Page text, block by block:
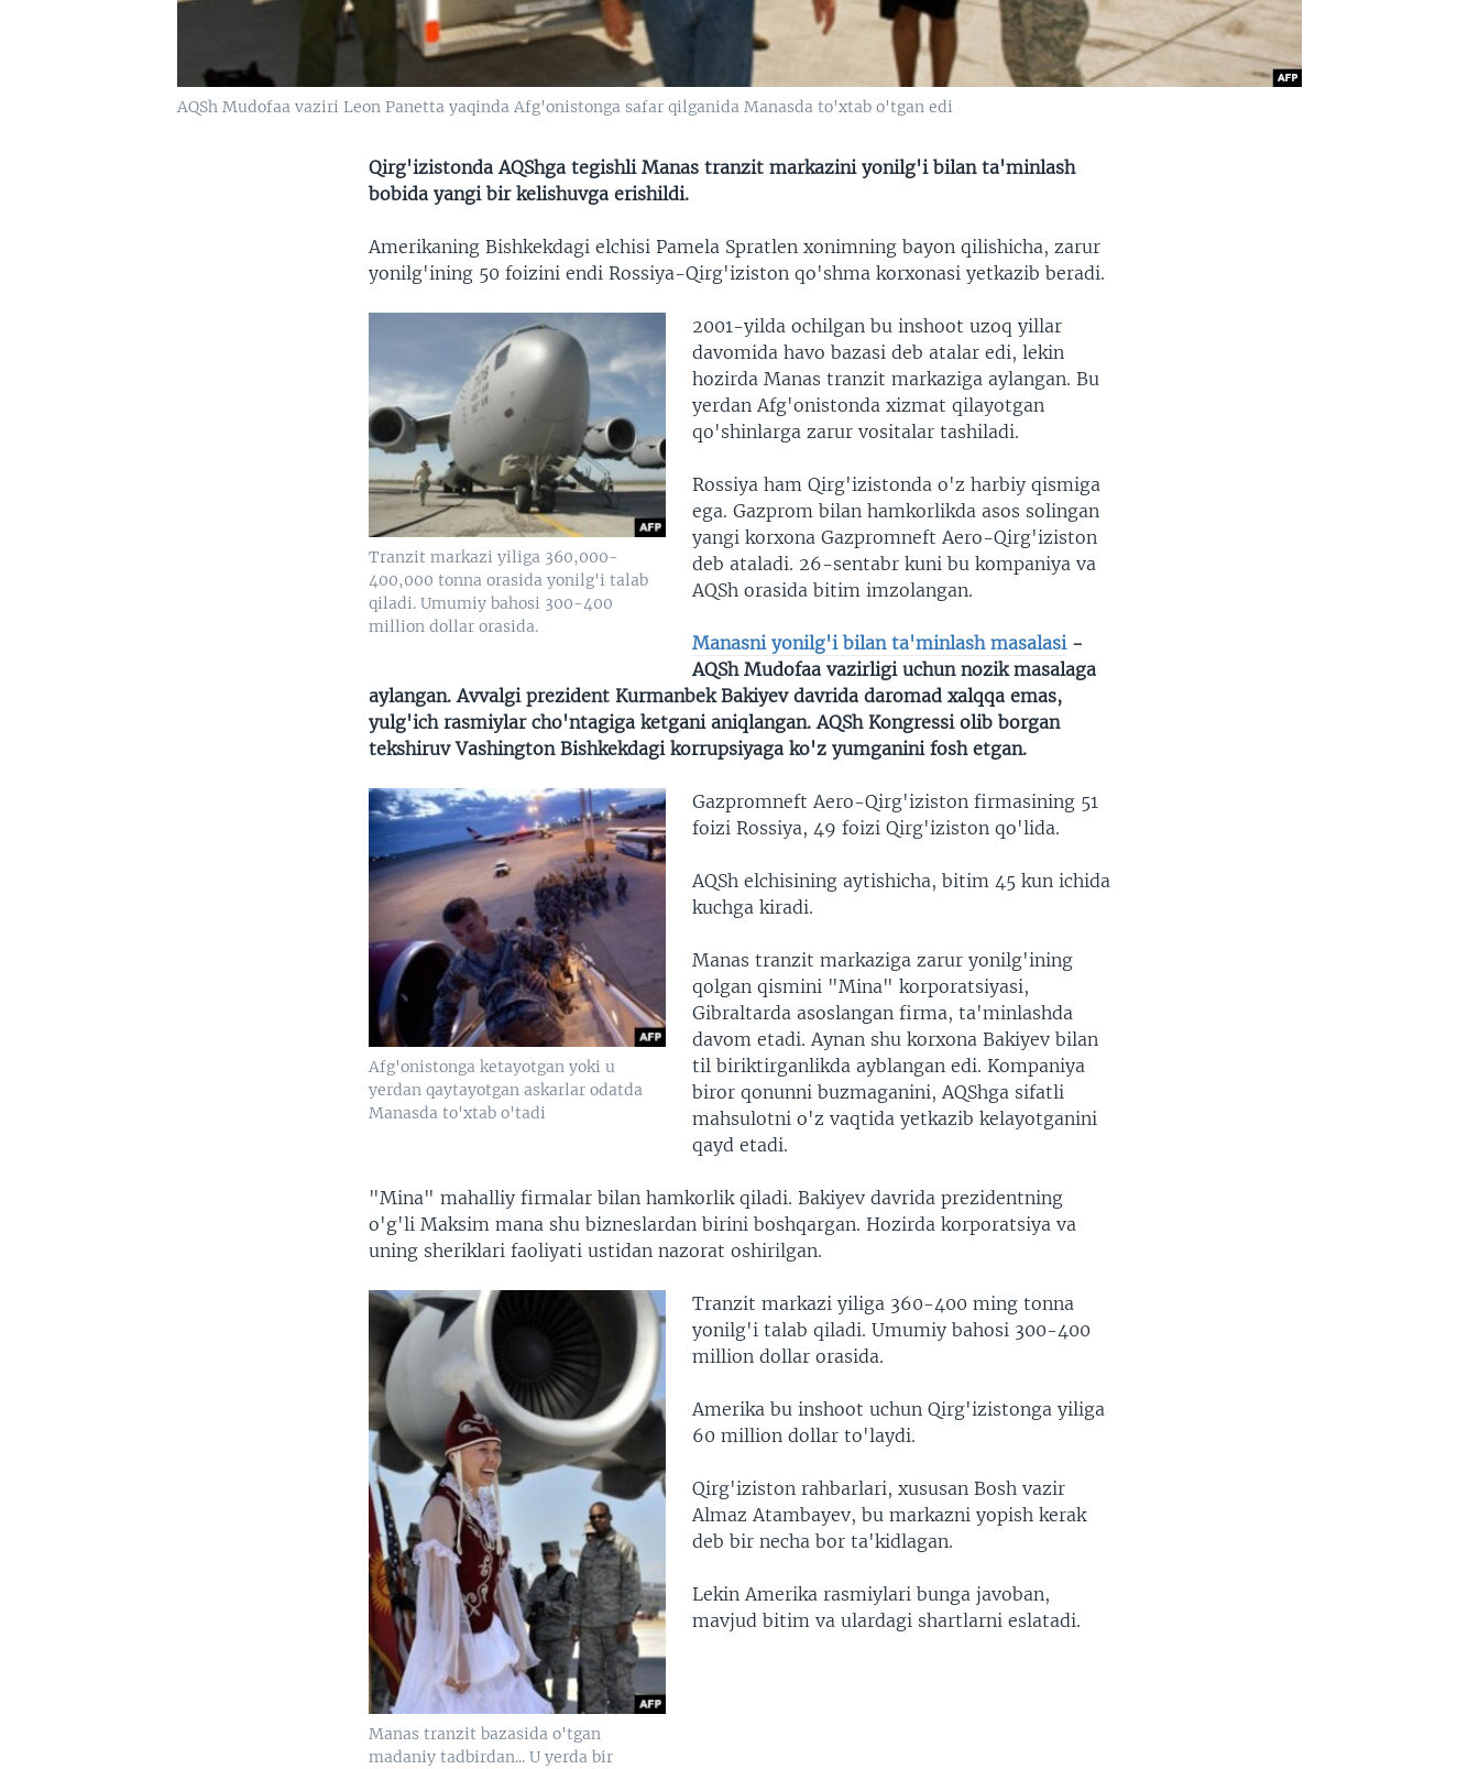
AQSh Mudofaa vaziri Leon Panetta yaqinda Afg'onistonga safar qilganida Manasda to'xtab o'tgan edi
Qirg'izistonda AQShga tegishli Manas tranzit markazini yonilg'i bilan ta'minlash
bobida yangi bir kelishuvga erishildi.
Amerikaning Bishkekdagi elchisi Pamela Spratlen xonimning bayon qilishicha, zarur
yonilg'ining 50 foizini endi Rossiya-Qirg'iziston qo'shma korxonasi yetkazib beradi.
Tranzit markazi yiliga 360,000-
400,000 tonna orasida yonilg'i talab
qiladi. Umumiy bahosi 300-400
million dollar orasida.
2001-yilda ochilgan bu inshoot uzoq yillar
davomida havo bazasi deb atalar edi, lekin
hozirda Manas tranzit markaziga aylangan. Bu
yerdan Afg'onistonda xizmat qilayotgan
qo'shinlarga zarur vositalar tashiladi.
Rossiya ham Qirg'izistonda o'z harbiy qismiga
ega. Gazprom bilan hamkorlikda asos solingan
yangi korxona Gazpromneft Aero-Qirg'iziston
deb ataladi. 26-sentabr kuni bu kompaniya va
AQSh orasida bitim imzolangan.
Manasni yonilg'i bilan ta'minlash masalasi-
AQSh Mudofaa vazirligi uchun nozik masalaga
aylangan. Avvalgi prezident Kurmanbek Bakiyev davrida daromad xalqqa emas,
yulg'ich rasmiylar cho'ntagiga ketgani aniqlangan. AQSh Kongressi olib borgan
tekshiruv Vashington Bishkekdagi korrupsiyaga ko'z yumganini fosh etgan.
Afg'onistonga ketayotgan yoki u
yerdan qaytayotgan askarlar odatda
Manasda to'xtab o'tadi
Gazpromneft Aero-Qirg'iziston firmasining 51
foizi Rossiya, 49 foizi Qirg'iziston qo'lida.
AQSh elchisining aytishicha, bitim 45 kun ichida
kuchga kiradi.
Manas tranzit markaziga zarur yonilg'ining
qolgan qismini "Mina" korporatsiyasi,
Gibraltarda asoslangan firma, ta'minlashda
davom etadi. Aynan shu korxona Bakiyev bilan
til biriktirganlikda ayblangan edi. Kompaniya
biror qonunni buzmaganini, AQShga sifatli
mahsulotni o'z vaqtida yetkazib kelayotganini
qayd etadi.
"Mina" mahalliy firmalar bilan hamkorlik qiladi. Bakiyev davrida prezidentning
o'g'li Maksim mana shu bizneslardan birini boshqargan. Hozirda korporatsiya va
uning sheriklari faoliyati ustidan nazorat oshirilgan.
Manas tranzit bazasida o'tgan
madaniy tadbirdan... U yerda bir
Tranzit markazi yiliga 360-400 ming tonna
yonilg'i talab qiladi. Umumiy bahosi 300-400
million dollar orasida.
Amerika bu inshoot uchun Qirg'izistonga yiliga
60 million dollar to'laydi.
Qirg'iziston rahbarlari, xususan Bosh vazir
Almaz Atambayev, bu markazni yopish kerak
deb bir necha bor ta'kidlagan.
Lekin Amerika rasmiylari bunga javoban,
mavjud bitim va ulardagi shartlarni eslatadi.